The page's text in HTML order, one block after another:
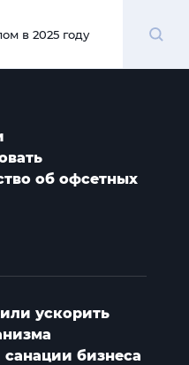
в 2025 году
об офсетных
ускорить
бизнеса